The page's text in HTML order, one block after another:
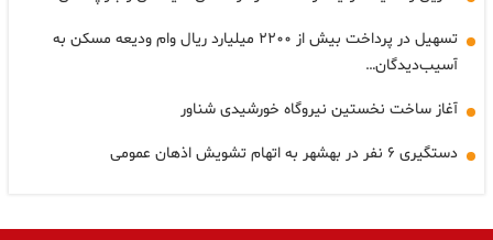
تسهیل در پرداخت بیش از ۲۲۰۰ میلیارد ریال وام ودیعه مسکن به
آسیب‌دیدگان…
آغاز ساخت نخستین نیروگاه خورشیدی شناور
دستگیری ۶ نفر در بهشهر به اتهام تشویش اذهان عمومی